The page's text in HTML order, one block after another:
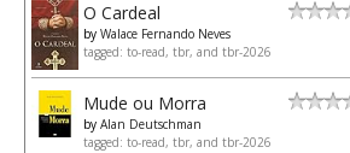
O Cardeal
by Walace Fernando Neves
tagged: to-read, tbr, and tbr-2026
Mude ou Morra
by Alan Deutschman
tagged: to-read, tbr, and tbr-2026